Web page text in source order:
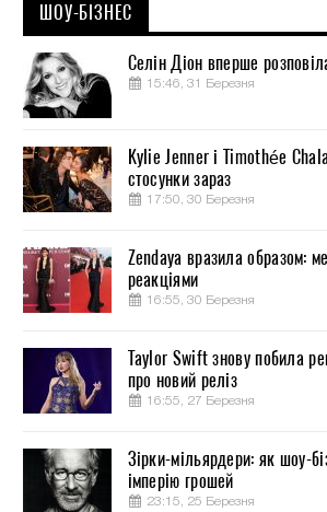
ШОУ-БІЗНЕС
Селін Діон вперше
15:46, 31 Березня
Kylie Jenner і Timothée
стосунки зараз
17:50, 30 Березня
Zendaya вразила образом:
реакціями
16:55, 30 Березня
Taylor Swift знову побила
про новий реліз
16:55, 27 Березня
Зірки-мільярдери: як шоу-
імперію грошей
23:15, 25 Березня